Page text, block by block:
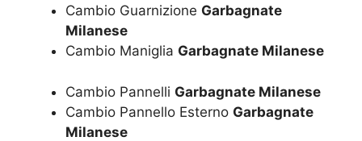
Cambio Guarnizione Garbagnate
Milanese
Cambio Maniglia Garbagnate Milanese
Cambio Pannelli Garbagnate Milanese
Cambio Pannello Esterno Garbagnate
Milanese